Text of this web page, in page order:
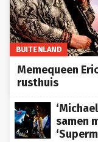
BUITENLAND
Memequeen
rusthuis
samen